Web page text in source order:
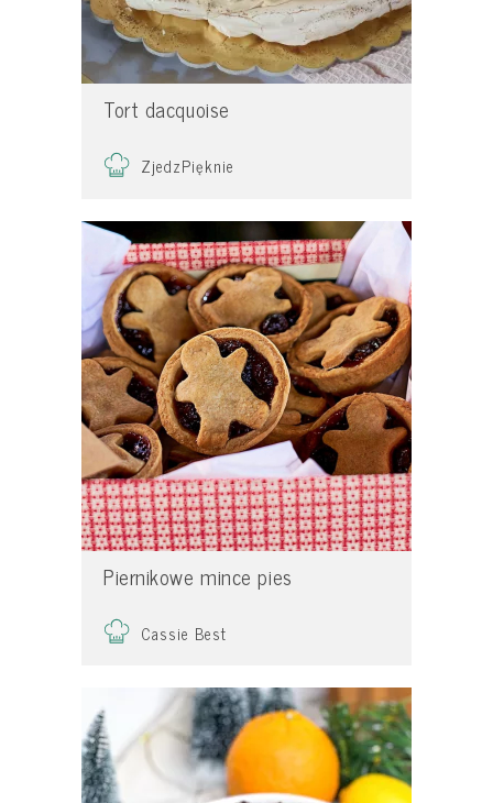
Tort dacquoise
ZjedzPięknie
Piernikowe mince pies
Cassie Best